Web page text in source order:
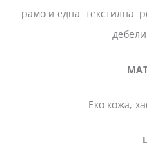
рамо и една текстилна
Еко кожа,